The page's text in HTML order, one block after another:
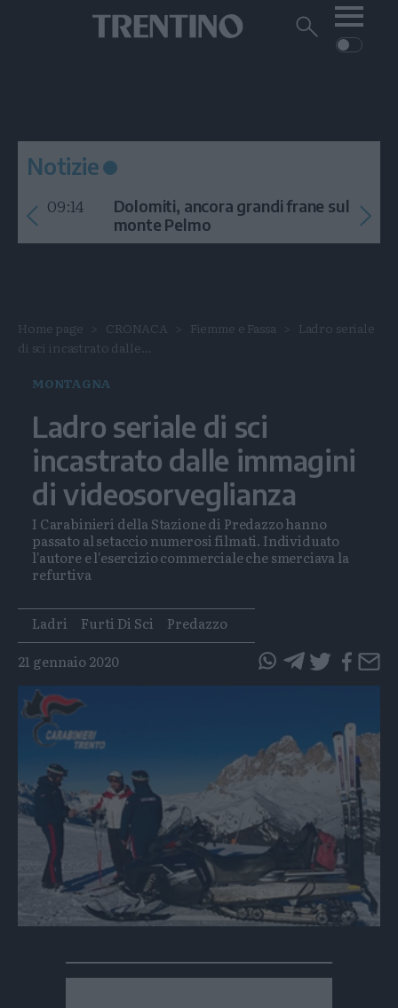
Cerca
CRONACA
GARDA
CULTURA
Notizie
09:14
Dolomiti, ancora grandi frane sul
monte Pelmo
Home page CRONACA Fiemme e Fassa
Ladro seriale
di sci incastrato dalle...
MONTAGNA
Ladro seriale di sci
incastrato dalle immagini
di videosorveglianza
I Carabinieri della Stazione di Predazzo hanno
passato al setaccio numerosi filmati. Individuato
l'autore e l'esercizio commerciale che smerciava la
refurtiva
Tags
Ladri Furti Di Sci
Predazzo
21 gennaio 2020
questo
Whatsapp
questo
Telegram